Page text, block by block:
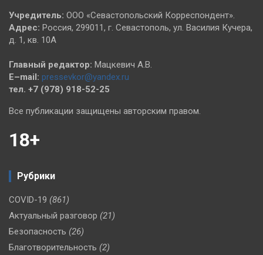
Учредитель: ООО «Севастопольский Корреспондент».
Адрес: Россия, 299011, г. Севастополь, ул. Василия Кучера,
д. 1, кв. 10А
Главный редактор: Мацкевич А.В.
E–mail: pressevkor@yandex.ru
тел. +7 (978) 918-52-25
Все публикации защищены авторским правом.
18+
Рубрики
COVID-19 (861)
Актуальный разговор (21)
Безопасность (26)
Благотворительность (2)